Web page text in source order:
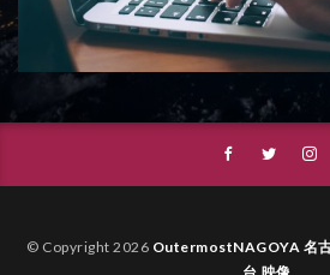
© Copyright 2026 OutermostNAGOYA 名